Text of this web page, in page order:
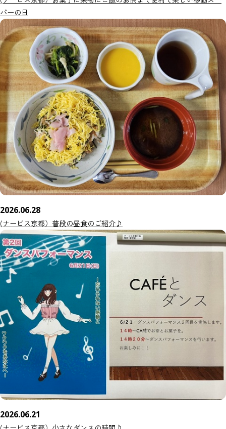
パーの日
2026.06.28
(ナービス京都）普段の昼食のご紹介♪
2026.06.21